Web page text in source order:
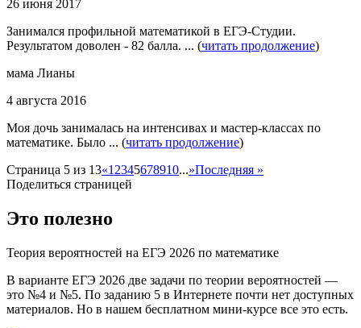
26 июня 2017
Занимался профильной математикой в ЕГЭ-Студии.
Результатом доволен - 82 балла. ... (читать продолжение)
мама Лианы
4 августа 2016
Моя дочь занималась на интенсивах и мастер-классах по
математике. Было ... (читать продолжение)
Страница 5 из 13«1 2345678910...»Последняя »
Поделиться страницей
Это полезно
Теория вероятностей на ЕГЭ 2026 по математике
В варианте ЕГЭ 2026 две задачи по теории вероятностей —
это №4 и №5. По заданию 5 в Интернете почти нет доступных
материалов. Но в нашем бесплатном мини-курсе все это есть.